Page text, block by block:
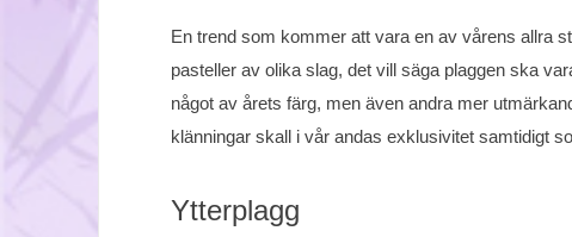
En trend som kommer att vara en av vårens allra
pasteller av olika slag, det vill säga plaggen ska
något av årets färg, men även andra mer
klänningar skall i vår andas exklusivitet samtidigt
Ytterplagg